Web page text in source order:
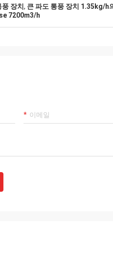
장치 , 큰 파도 통풍 장치 1.35kg/h
7200m3/h